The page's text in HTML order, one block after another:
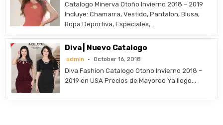
Catalogo Minerva Otoño Invierno 2018 – 2019
Incluye: Chamarra, Vestido, Pantalon, Blusa,
Ropa Deportiva, Especiales,…
Diva | Nuevo Catalogo
admin October 16, 2018
Diva Fashion Catalogo Otono Invierno 2018 –
2019 en USA Precios de Mayoreo Ya llego…